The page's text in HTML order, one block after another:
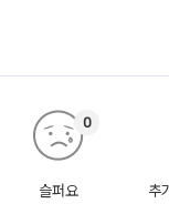
슬퍼요
0
추